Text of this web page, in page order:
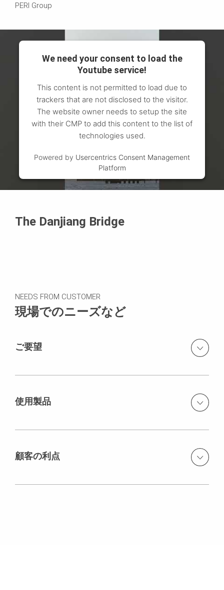
PERI Group
We need your consent to load the
Youtube service!
This content is not permitted to load due to
trackers that are not disclosed to the visitor.
The website owner needs to setup the site
with their CMP to add this content to the list of
technologies used.
Powered by Usercentrics Consent Management
Platform
The Danjiang Bridge
NEEDS FROM CUSTOMER
現場でのニーズなど
ご要望
フト毎に主塔の形状が複雑に変化する。この複雑な変化
に柔軟に対応できるシステム型枠を要望。
使用製品
ACS Self-Climbing System（ACS セルフクライミングシ
顧客の利点